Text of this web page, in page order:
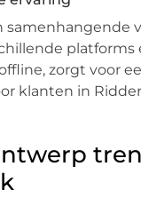
samenhangende
platforms
zorgt voor
klanten in